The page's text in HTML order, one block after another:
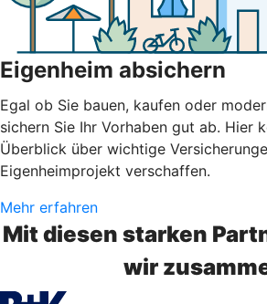
Eigenheim absichern
Egal ob Sie bauen, kaufen oder
sichern Sie Ihr Vorhaben gut ab. Hier
Überblick über wichtige
Eigenheimprojekt verschaffen.
Mehr erfahren
Mit diesen starken
wir